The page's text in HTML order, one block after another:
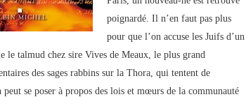
poignardé. Il n’en faut pas plus
pour que l’on accuse les Juifs d’un
talmud chez sire Vives de Meaux, le plus grand
des sages rabbins sur la Thora, qui tentent de
se poser à propos des lois et mœurs de la communauté